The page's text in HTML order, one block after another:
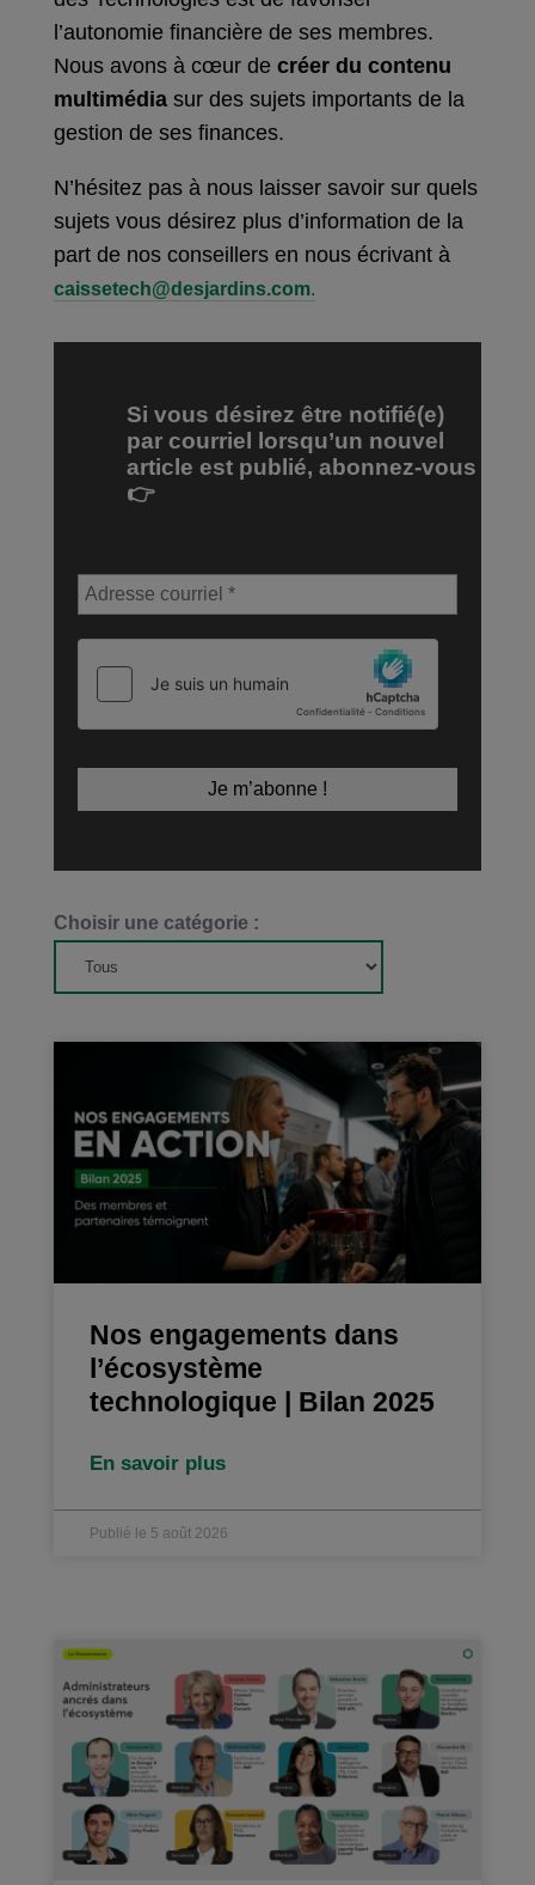
l’autonomie financière de ses membres.
Nous avons à cœur decréer du contenu
multimédiasur des sujets importants de la
gestion de ses finances.
N’hésitez pas à nous laisser savoir sur quels
sujets vous désirez plus d’information de la
part de nos conseillers en nous écrivant à
caissetech@desjardins.com.
Si vous désirez être notifié(e)
par courriel lorsqu’un nouvel
article est publié, abonnez-vous
👉
Choisir une catégorie :
Nos engagements dans
l’écosystème
technologique | Bilan 2025
En savoir plus
Publié le 5 août 2026